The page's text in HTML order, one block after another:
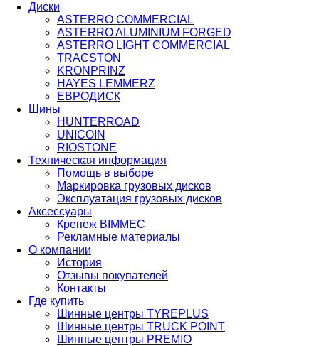
Диски
ASTERRO COMMERCIAL
ASTERRO ALUMINIUM FORGED
ASTERRO LIGHT COMMERCIAL
TRACSTON
KRONPRINZ
HAYES LEMMERZ
ЕВРОДИСК
Шины
HUNTERROAD​​​​​​​
UNICOIN
RIOSTONE
Техническая информация
Помощь в выборе
Маркировка грузовых дисков
Эксплуатация грузовых дисков
Аксессуары
Крепеж BIMMEC
Рекламные материалы
О компании
История
Отзывы покупателей
Контакты
Где купить
Шинные центры TYREPLUS
Шинные центры TRUCK POINT
Шинные центры PREMIO